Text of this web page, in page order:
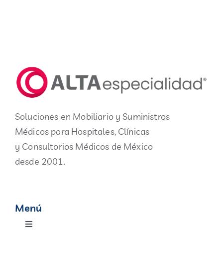
Soluciones en Mobiliario y Suministros
Médicos para Hospitales, Clínicas
y Consultorios Médicos de México
desde 2001.
Menú
Toggle